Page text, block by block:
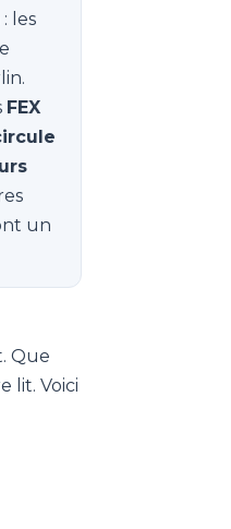
: les
FEX
un
Que
lit. Voici